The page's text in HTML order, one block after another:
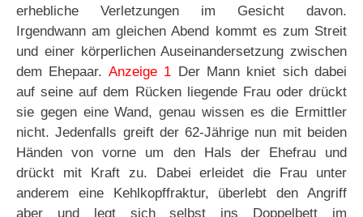
erhebliche Verletzungen im Gesicht davon.
Irgendwann am gleichen Abend kommt es zum Streit
und einer körperlichen Auseinandersetzung zwischen
dem Ehepaar. Anzeige 1 Der Mann kniet sich dabei
auf seine auf dem Rücken liegende Frau oder drückt
sie gegen eine Wand, genau wissen es die Ermittler
nicht. Jedenfalls greift der 62-Jährige nun mit beiden
Händen von vorne um den Hals der Ehefrau und
drückt mit Kraft zu. Dabei erleidet die Frau unter
anderem eine Kehlkopffraktur, überlebt den Angriff
aber und legt sich selbst ins Doppelbett im